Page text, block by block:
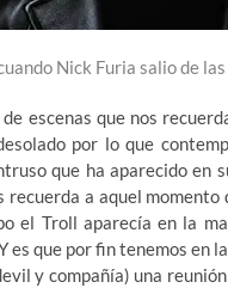
Nick Furia salio de
escenas que nos
por lo que
que ha aparecido en
recuerda a aquel
el Troll aparecía en la
que por fin tenemos en
y compañía) una